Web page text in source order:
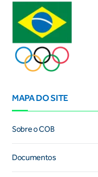
MAPA DO SITE
Sobre o COB
Documentos